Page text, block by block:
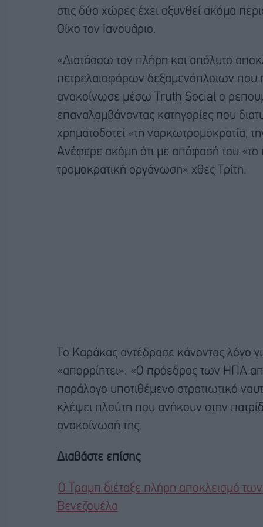
στις δύο χώρες έχει οξυνθεί ακόμα
Οίκο τον Ιανουάριο.
«Διατάσσω τον πλήρη και απόλυτο
πετρελαιοφόρων δεξαμενόπλοιων που
ανακοίνωσε μέσω Truth Social ο
επαναλαμβάνοντας κατηγορίες που
χρηματοδοτεί «τη ναρκωτρομοκρατία,
Ανέφερε ακόμη ότι με απόφασή του «το
τρομοκρατική οργάνωση» χθες Τρίτη.
Το Καράκας αντέδρασε κάνοντας λόγο
«απορρίπτει». «Ο πρόεδρος των ΗΠΑ
παράλογο υποτιθέμενο στρατιωτικό
κλέψει πλούτη που ανήκουν στην
ανακοίνωσή της.
Διαβάστε επίσης
Ο Τραμπ διέταξε πλήρη αποκλεισμό
Βενεζουέλα